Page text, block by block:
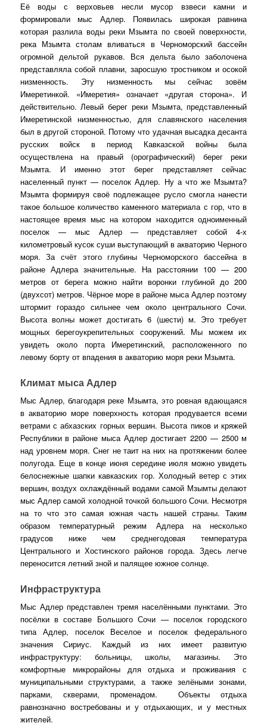
Её воды с верховьев несли мусор взвеси камни и
формировали мыс Адлер. Появилась широкая равнина
которая разлила воды реки Мзымта по своей поверхности,
река Мзымта столам вливаться в Черноморский бассейн
огромной дельтой рукавов. Вся дельта было заболочена
представляла собой плавни, заросшую тростником и осокой
низменность. Эту низменность мы сейчас зовём
Имеретинкой. «Имеретия» означает «другая сторона». И
действительно. Левый берег реки Мзымта, представленный
Имеретинской низменностью, для славянского населения
был в другой стороной. Потому что удачная высадка десанта
русских войск в период Кавказской войны была
осуществлена на правый (орографический) берег реки
Мзымта. И именно этот берег представляет сейчас
населенный пункт — поселок Адлер. Ну а что же Мзымта?
Мзымта формируя своё подлежащее русло смогла нанести
такое большое количество каменного материала с гор, что в
настоящее время мыс на котором находится одноименный
поселок — мыс Адлер — представляет собой 4-х
километровый кусок суши выступающий в акваторию Черного
моря. За счёт этого глубины Черноморского бассейна в
районе Адлера значительные. На расстоянии 100 — 200
метров от берега можно найти воронки глубиной до 200
(двухсот) метров. Чёрное море в районе мыса Адлер поэтому
штормит гораздо сильнее чем около центрального Сочи.
Высота волны может достигать 6 (шести) м. Это требует
мощных берегоукрепительных сооружений. Мы можем их
увидеть около порта Имеретинский, расположенного по
левому борту от впадения в акваторию моря реки Мзымта.
Климат мыса Адлер
Мыс Адлер, благодаря реке Мзымта, это ровная вдающаяся
в акваторию море поверхность которая продувается всеми
ветрами с абхазских горных вершин. Высота пиков и кряжей
Республики в районе мыса Адлер достигает 2200 — 2500 м
над уровнем моря. Снег не таит на них на протяжении более
полугода. Еще в конце июня середине июля можно увидеть
белоснежные шапки кавказских гор. Холодный ветер с этих
вершин, воздух охлаждённый водами самой Мзымты делают
мыс Адлер самой холодной точкой большого Сочи. Несмотря
на то что это самая южная часть нашей страны. Таким
образом температурный режим Адлера на несколько
градусов ниже чем среднегодовая температура
Центрального и Хостинского районов города. Здесь легче
переносится летний зной и палящее южное солнце.
Инфраструктура
Мыс Адлер представлен тремя населёнными пунктами. Это
посёлки в составе Большого Сочи — поселок городского
типа Адлер, поселок Веселое и поселок федерального
значения Сириус. Каждый из них имеет развитую
инфраструктуру: больницы, школы, магазины. Это
комфортные микрорайоны для отдыха и проживания с
муниципальными структурами, а также зелёными зонами,
парками, скверами, променадом. Объекты отдыха
равнозначно востребованы и у отдыхающих, и у местных
жителей.